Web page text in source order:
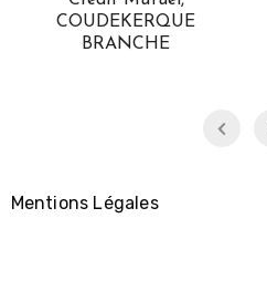
Mentions Légales